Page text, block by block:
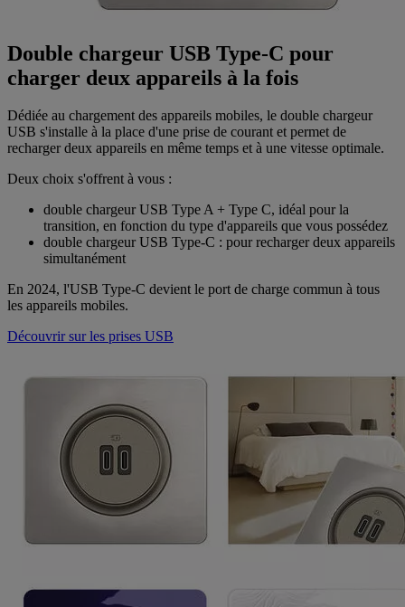
Double chargeur USB Type-C pour
charger deux appareils à la fois
Dédiée au chargement des appareils mobiles, le double chargeur
USB s'installe à la place d'une prise de courant et permet de
recharger deux appareils en même temps et à une vitesse optimale.
Deux choix s'offrent à vous :
double chargeur USB Type A + Type C, idéal pour la
transition, en fonction du type d'appareils que vous possédez
double chargeur USB Type-C : pour recharger deux appareils
simultanément
En 2024, l'USB Type-C devient le port de charge commun à tous
les appareils mobiles.
Découvrir sur les prises USB